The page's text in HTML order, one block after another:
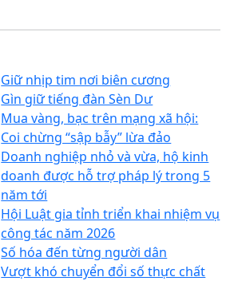
Giữ nhịp tim nơi biên cương
Gìn giữ tiếng đàn Sèn Dư
Mua vàng, bạc trên mạng xã hội:
Coi chừng “sập bẫy” lừa đảo
Doanh nghiệp nhỏ và vừa, hộ kinh
doanh được hỗ trợ pháp lý trong 5
năm tới
Hội Luật gia tỉnh triển khai nhiệm vụ
công tác năm 2026
Số hóa đến từng người dân
Vượt khó chuyển đổi số thực chất